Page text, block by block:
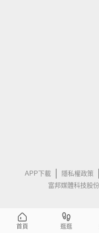
APP下載 隱私權政策
富邦媒體科技股
首頁 逛逛